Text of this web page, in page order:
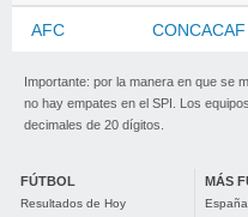
AFC CONCACAF
Importante: por la manera en que se
no hay empates en el SPI. Los
decimales de 20 dígitos.
FÚTBOL
Resultados de Hoy
MÁS
España